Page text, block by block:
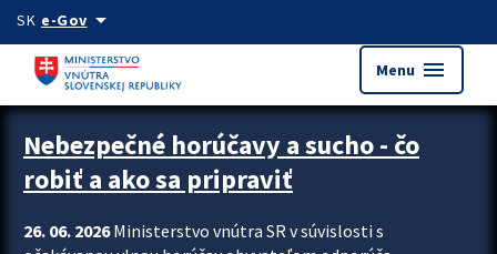
Preskocit na hlavný obsah
SK e-Govarrow_drop_down
Menu menu
Zastavit automatický posun upútavok
Nebezpečné horúčavy a sucho - čo
robiť a ako sa pripraviť
26. 06. 2026Ministerstvo vnútra SR v súvislosti s